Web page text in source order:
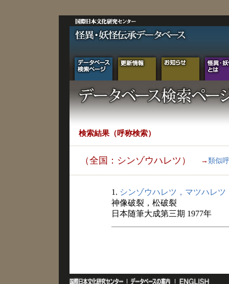
検索結果（呼称検索）
（全国：シンゾウハレツ） → 類似
1. シンゾウハレツ，マツハレツ
神像破裂，松破裂
日本随筆大成第三期 1977年